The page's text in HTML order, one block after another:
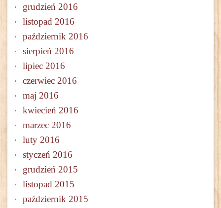
grudzień 2016
listopad 2016
październik 2016
sierpień 2016
lipiec 2016
czerwiec 2016
maj 2016
kwiecień 2016
marzec 2016
luty 2016
styczeń 2016
grudzień 2015
listopad 2015
październik 2015